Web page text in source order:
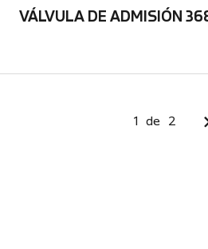
VÁLVULA DE ADMISIÓN
1 de 2